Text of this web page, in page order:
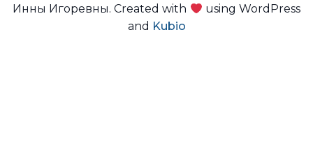
Инны Игоревны. Created with
using WordPress
and Kubio